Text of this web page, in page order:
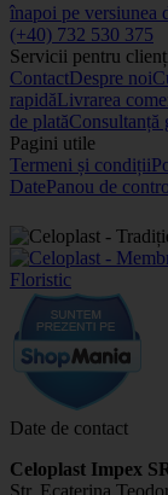
înapoi pe versiunea
(+40) 732 530 375
Servicii pentru
ContactDespre noi
rapidăLivrarea
de platăConsultanță
Pagini utile
Termeni și condiții
DatePanou de
Date de contact
Celoplast Impex
Str. Ecaterina